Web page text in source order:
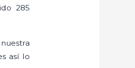
285
así lo